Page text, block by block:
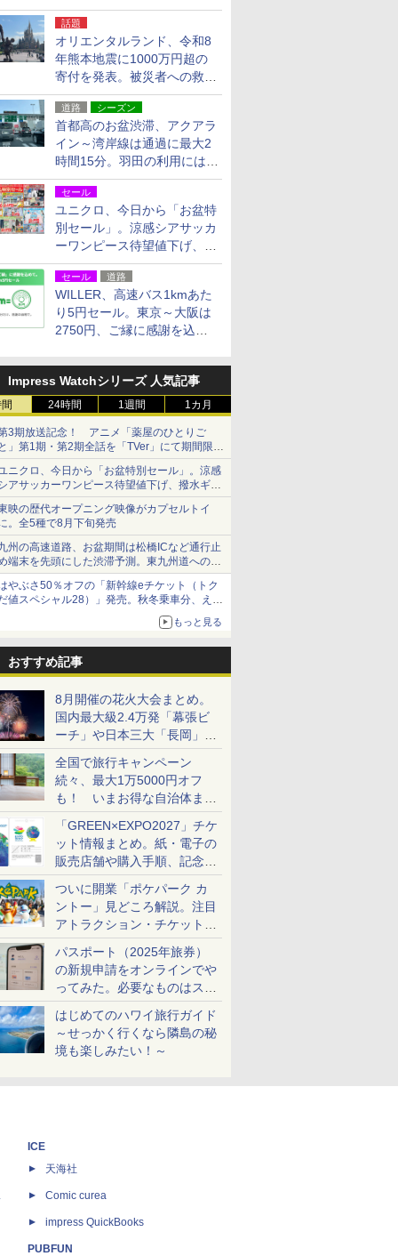
への迂回は料金調整を実施
話題
オリエンタルランド、令和8
年熊本地震に1000万円超の
寄付を発表。被災者への救援
活動・復旧支援
道路 シーズン
首都高のお盆渋滞、アクアラ
イン～湾岸線は通過に最大2
時間15分。羽田の利用には
「空港西出口」の利用検討を
セール
ユニクロ、今日から「お盆特
別セール」。涼感シアサッカ
ーワンピース待望値下げ、撥
水ギアショーツは1990円に
セール 道路
WILLER、高速バス1kmあた
り5円セール。東京～大阪は
2750円、ご縁に感謝を込め
Impress Watchシリーズ 人気記事
24時間 1週間 1カ月
3期放送記念！ アニメ「薬屋のひとりご
」第1期・第2期全話を「TVer」にて期間限定
順次無料配信開始
ニクロ、今日から「お盆特別セール」。涼感
アサッカーワンピース待望値下げ、撥水ギア
ョーツは1990円に
映の歴代オープニング映像がカプセルトイ
。全5種で8月下旬発売
州の高速道路、お盆期間は松橋ICなど通行止
端末を先頭にした渋滞予測。東九州道への迂
は料金調整を実施
やぶさ50％オフの「新幹線eチケット（トク
値スペシャル28）」発売。秋冬乗車分、えき
もっと見る
おすすめ記事
8月開催の花火大会まとめ。
国内最大級2.4万発「幕張ビ
ーチ」や日本三大「長岡」な
ど大型イベント目白押し！
全国で旅行キャンペーン
続々、最大1万5000円オフ
も！ いまお得な自治体まと
め
「GREEN×EXPO2027」チケ
ット情報まとめ。紙・電子の
販売店舗や購入手順、記念チ
ケットも解説
ついに開業「ポケパーク カ
ントー」見どころ解説。注目
アトラクション・チケット手
配・来場前に必要な準備は？
パスポート（2025年旅券）
の新規申請をオンラインでや
ってみた。必要なものはスマ
ホとマイナカードのみ
はじめてのハワイ旅行ガイド
～せっかく行くなら隣島の秘
境も楽しみたい！～
ICE
天海社
Comic curea
impress QuickBooks
PUBFUN